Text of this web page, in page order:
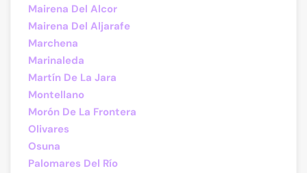
Mairena Del Alcor
Mairena Del Aljarafe
Marchena
Marinaleda
Martín De La Jara
Montellano
Morón De La Frontera
Olivares
Osuna
Palomares Del Río